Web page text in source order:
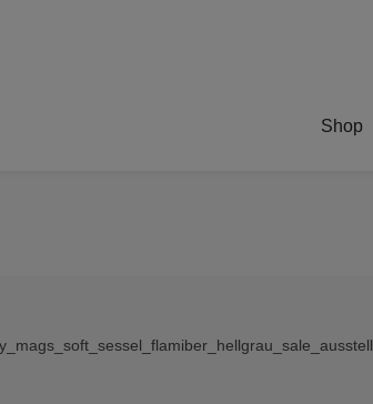
Shop